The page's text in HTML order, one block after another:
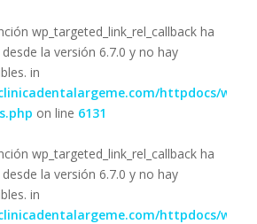
wp_targeted_link_rel_callback ha
desde la versión 6.7.0 y no hay
in
httpdocs/wp-
on line 6131
wp_targeted_link_rel_callback ha
desde la versión 6.7.0 y no hay
in
httpdocs/wp-